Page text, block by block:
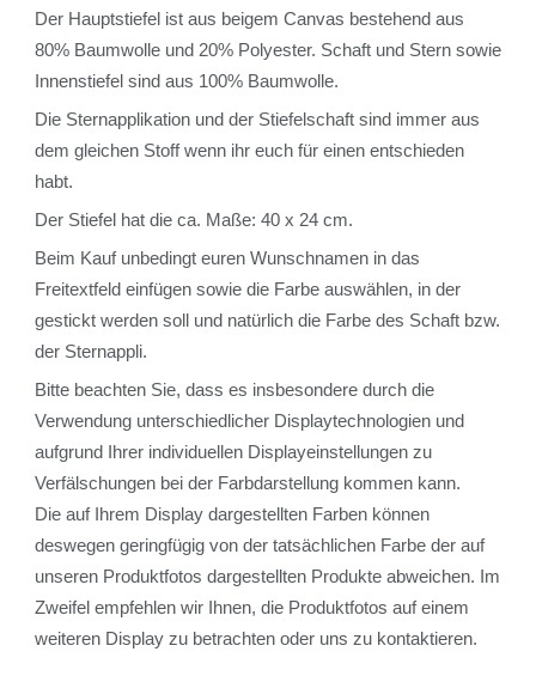
Der Hauptstiefel ist aus beigem Canvas bestehend aus
80% Baumwolle und 20% Polyester. Schaft und Stern sowie
Innenstiefel sind aus 100% Baumwolle.
Die Sternapplikation und der Stiefelschaft sind immer aus
dem gleichen Stoff wenn ihr euch für einen entschieden
habt.
Der Stiefel hat die ca. Maße: 40 x 24 cm.
Beim Kauf unbedingt euren Wunschnamen in das
Freitextfeld einfügen sowie die Farbe auswählen, in der
gestickt werden soll und natürlich die Farbe des Schaft bzw.
der Sternappli.
Bitte beachten Sie, dass es insbesondere durch die
Verwendung unterschiedlicher Displaytechnologien und
aufgrund Ihrer individuellen Displayeinstellungen zu
Verfälschungen bei der Farbdarstellung kommen kann.
Die auf Ihrem Display dargestellten Farben können
deswegen geringfügig von der tatsächlichen Farbe der auf
unseren Produktfotos dargestellten Produkte abweichen. Im
Zweifel empfehlen wir Ihnen, die Produktfotos auf einem
weiteren Display zu betrachten oder uns zu kontaktieren.